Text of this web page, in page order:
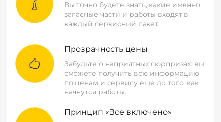
Вы точно будете знать, какие именно
запасные части и работы входят в
каждый сервисный пакет.
Прозрачность цены
Забудьте о неприятных сюрпризах: вы
сможете получить всю информацию
по ценам и сервису еще до того, как
начнутся работы.
Принцип «Все включено»